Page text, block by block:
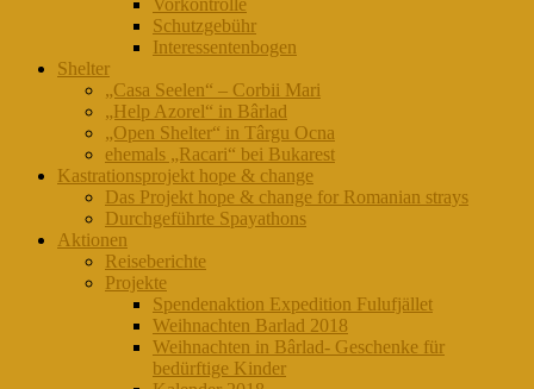
Vorkontrolle
Schutzgebühr
Interessentenbogen
Shelter
„Casa Seelen“ – Corbii Mari
„Help Azorel“ in Bârlad
„Open Shelter“ in Târgu Ocna
ehemals „Racari“ bei Bukarest
Kastrationsprojekt hope & change
Das Projekt hope & change for Romanian strays
Durchgeführte Spayathons
Aktionen
Reiseberichte
Projekte
Spendenaktion Expedition Fulufjället
Weihnachten Barlad 2018
Weihnachten in Bârlad- Geschenke für
bedürftige Kinder